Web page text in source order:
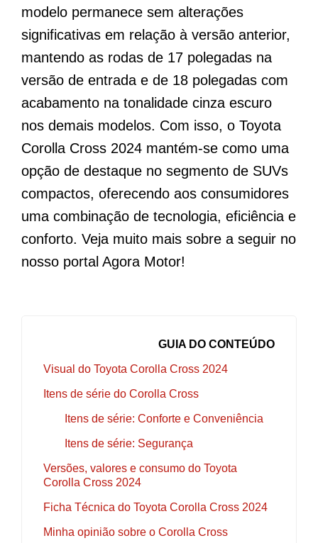
modelo permanece sem alterações
significativas em relação à versão anterior,
mantendo as rodas de 17 polegadas na
versão de entrada e de 18 polegadas com
acabamento na tonalidade cinza escuro
nos demais modelos. Com isso, o Toyota
Corolla Cross 2024 mantém-se como uma
opção de destaque no segmento de SUVs
compactos, oferecendo aos consumidores
uma combinação de tecnologia, eficiência e
conforto. Veja muito mais sobre a seguir no
nosso portal Agora Motor!
GUIA DO CONTEÚDO
Visual do Toyota Corolla Cross 2024
Itens de série do Corolla Cross
Itens de série: Conforte e Conveniência
Itens de série: Segurança
Versões, valores e consumo do Toyota
Corolla Cross 2024
Ficha Técnica do Toyota Corolla Cross 2024
Minha opinião sobre o Corolla Cross